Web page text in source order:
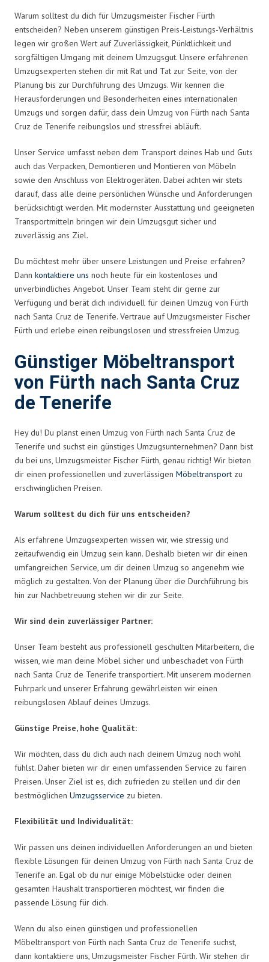
Warum solltest du dich für Umzugsmeister Fischer Fürth
entscheiden? Neben unserem günstigen Preis-Leistungs-Verhältnis
legen wir großen Wert auf Zuverlässigkeit, Pünktlichkeit und
sorgfältigen Umgang mit deinem Umzugsgut. Unsere erfahrenen
Umzugsexperten stehen dir mit Rat und Tat zur Seite, von der
Planung bis zur Durchführung des Umzugs. Wir kennen die
Herausforderungen und Besonderheiten eines internationalen
Umzugs und sorgen dafür, dass dein Umzug von Fürth nach Santa
Cruz de Tenerife reibungslos und stressfrei abläuft.
Unser Service umfasst neben dem Transport deines Hab und Guts
auch das Verpacken, Demontieren und Montieren von Möbeln
sowie den Anschluss von Elektrogeräten. Dabei achten wir stets
darauf, dass alle deine persönlichen Wünsche und Anforderungen
berücksichtigt werden. Mit modernster Ausstattung und geeigneten
Transportmitteln bringen wir dein Umzugsgut sicher und
zuverlässig ans Ziel.
Du möchtest mehr über unsere Leistungen und Preise erfahren?
Dann kontaktiere uns noch heute für ein kostenloses und
unverbindliches Angebot. Unser Team steht dir gerne zur
Verfügung und berät dich individuell für deinen Umzug von Fürth
nach Santa Cruz de Tenerife. Vertraue auf Umzugsmeister Fischer
Fürth und erlebe einen reibungslosen und stressfreien Umzug.
Günstiger Möbeltransport
von Fürth nach Santa Cruz
de Tenerife
Hey du! Du planst einen Umzug von Fürth nach Santa Cruz de
Tenerife und suchst ein günstiges Umzugsunternehmen? Dann bist
du bei uns, Umzugsmeister Fischer Fürth, genau richtig! Wir bieten
dir einen professionellen und zuverlässigen Möbeltransport zu
erschwinglichen Preisen.
Warum solltest du dich für uns entscheiden?
Als erfahrene Umzugsexperten wissen wir, wie stressig und
zeitaufwendig ein Umzug sein kann. Deshalb bieten wir dir einen
umfangreichen Service, um dir deinen Umzug so angenehm wie
möglich zu gestalten. Von der Planung über die Durchführung bis
hin zur Nachbetreuung stehen wir dir zur Seite.
Wir sind dein zuverlässiger Partner:
Unser Team besteht aus professionell geschulten Mitarbeitern, die
wissen, wie man deine Möbel sicher und unbeschadet von Fürth
nach Santa Cruz de Tenerife transportiert. Mit unserem modernen
Fuhrpark und unserer Erfahrung gewährleisten wir einen
reibungslosen Ablauf deines Umzugs.
Günstige Preise, hohe Qualität:
Wir möchten, dass du dich auch nach deinem Umzug noch wohl
fühlst. Daher bieten wir dir einen umfassenden Service zu fairen
Preisen. Unser Ziel ist es, dich zufrieden zu stellen und dir den
bestmöglichen Umzugsservice zu bieten.
Flexibilität und Individualität:
Wir passen uns deinen individuellen Anforderungen an und bieten
flexible Lösungen für deinen Umzug von Fürth nach Santa Cruz de
Tenerife an. Egal ob du nur einige Möbelstücke oder deinen
gesamten Haushalt transportieren möchtest, wir finden die
passende Lösung für dich.
Wenn du also einen günstigen und professionellen
Möbeltransport von Fürth nach Santa Cruz de Tenerife suchst,
dann kontaktiere uns, Umzugsmeister Fischer Fürth. Wir stehen dir